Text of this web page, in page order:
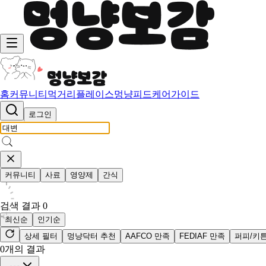
홈커뮤니티 먹거리 플레이스멍냥피드케어가이드
로그인
커뮤니티 사료 영양제 간식
검색 결과 0
최신순
인기순
상세 필터
멍냥닥터 추천 AAFCO 만족 FEDIAF 만족 퍼피/키
0개의 결과